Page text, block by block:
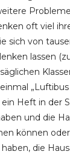
oft viel
sich von
lassen
„Luftibus
Heft in der
und die
können
die